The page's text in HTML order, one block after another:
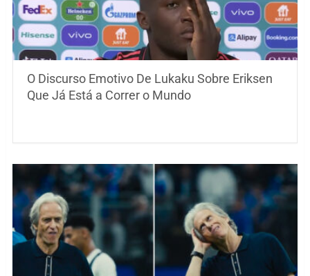
O Discurso Emotivo De Lukaku Sobre Eriksen
Que Já Está a Correr o Mundo